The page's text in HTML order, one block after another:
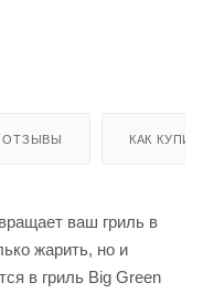
ОТЗЫВЫ КАК
ваш гриль в
жарить, но и
в гриль Big Green